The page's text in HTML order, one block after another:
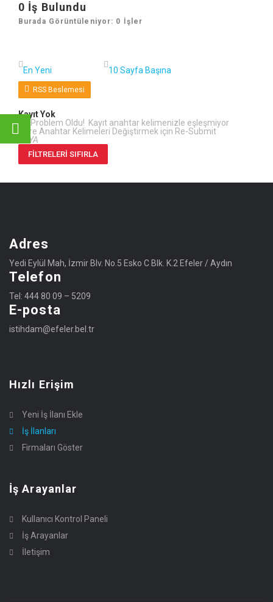
0 İş Bulundu
Burada Görüntüleniyor: 0 İşler
RSS Beslemesi
Kayıt Yok
Bir Problem Oldu! Kayıt anahtar kelimenizle eşleşmiyor
Filtre Anahtar Kelimeleri Değiştirmek için Re-Submit
VEYA
FILTRELERI SIFIRLA
Adres
Yedi Eylül Mah, İzmir Blv. No.5 Esko C Blk. K.2 Efeler / Aydın
Telefon
Tel: 444 80 09 – 5209
E-posta
istihdam@efeler.bel.tr
Hızlı Erişim
Yeni İş İlanı Ekle
İş İlanları
Firmaları Göster
İş Arayanlar
Kullanıcı Kontrol Paneli
İş Arayanlar
İletişim